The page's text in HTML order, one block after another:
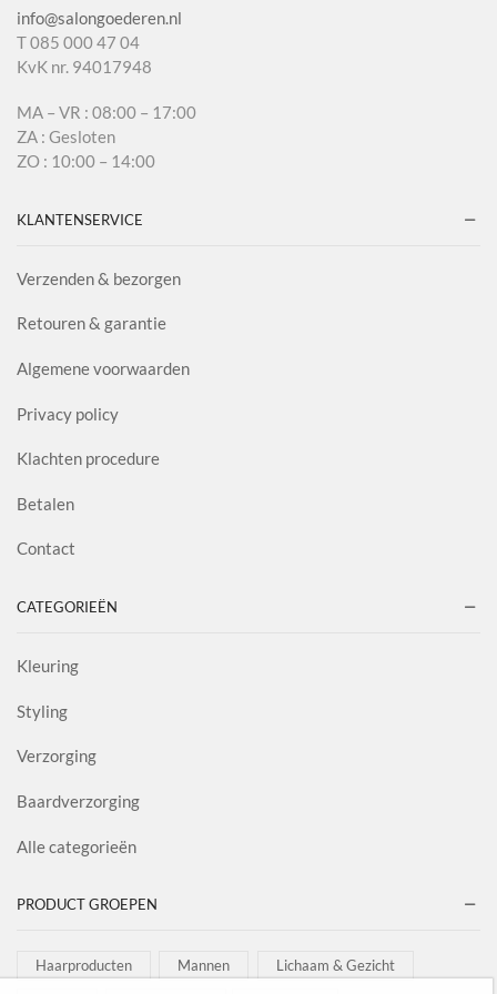
info@salongoederen.nl
T 085 000 47 04
KvK nr. 94017948
MA – VR : 08:00 – 17:00
ZA : Gesloten
ZO : 10:00 – 14:00
KLANTENSERVICE
Verzenden & bezorgen
Retouren & garantie
Algemene voorwaarden
Privacy policy
Klachten procedure
Betalen
Contact
CATEGORIEËN
Kleuring
Styling
Verzorging
Baardverzorging
Alle categorieën
PRODUCT GROEPEN
Haarproducten Mannen Lichaam & Gezicht